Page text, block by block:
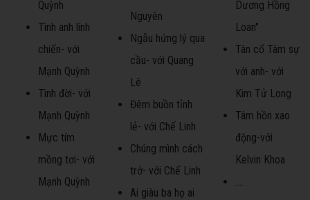
Quỳnh
Tình anh lính
chiến- với
Mạnh Quỳnh
Tình đời- với
Mạnh Quỳnh
Mực tím
mồng tơi- với
Mạnh Quỳnh
Nguyên
Ngẫu hứng lý qua
cầu- với Quang
Lê
Đêm buồn tỉnh
lẻ- với Chế Linh
Chúng mình cách
trở- với Chế Linh
Ai giàu ba họ ai
Dương Hồng
Loan"
Tân cổ Tâm sự
với anh- với
Kim Tử Long
Tâm hồn xao
động-với
Kelvin Khoa